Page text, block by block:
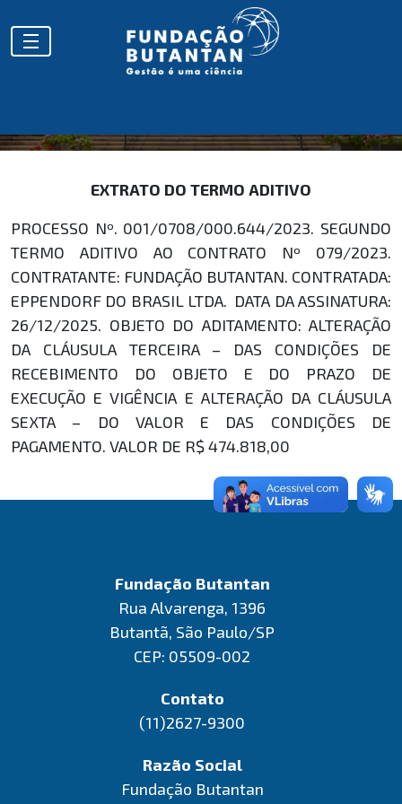
EXTRATOS
EXTRATO DO TERMO ADITIVO
PROCESSO Nº. 001/0708/000.644/2023. SEGUNDO
TERMO ADITIVO AO CONTRATO Nº 079/2023.
CONTRATANTE: FUNDAÇÃO BUTANTAN. CONTRATADA:
EPPENDORF DO BRASIL LTDA. DATA DA ASSINATURA:
26/12/2025. OBJETO DO ADITAMENTO: ALTERAÇÃO
DA CLÁUSULA TERCEIRA – DAS CONDIÇÕES DE
RECEBIMENTO DO OBJETO E DO PRAZO DE
EXECUÇÃO E VIGÊNCIA E ALTERAÇÃO DA CLÁUSULA
SEXTA – DO VALOR E DAS CONDIÇÕES DE
PAGAMENTO. VALOR DE R$ 474.818,00
Fundação Butantan
Rua Alvarenga, 1396
Butantã, São Paulo/SP
CEP: 05509-002
Contato
(11)2627-9300
Razão Social
Fundação Butantan